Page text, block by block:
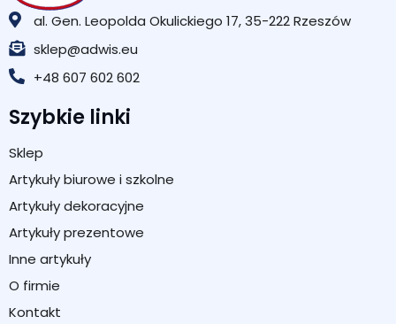
al. Gen. Leopolda Okulickiego 17, 35-222 Rzeszów
sklep@adwis.eu
+48 607 602 602
Szybkie linki
Sklep
Artykuły biurowe i szkolne
Artykuły dekoracyjne
Artykuły prezentowe
Inne artykuły
O firmie
Kontakt